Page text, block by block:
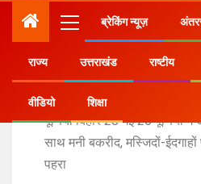
ब्रेकिंग न्यूज़
राज्य उत्तराखंड राष्टीय
वीडियो शिक्षा
Home
राज्य
पूर्णिया बिहार 28 मई 26
साथ मनी बकरीद, मस्जिदों-
पहरा